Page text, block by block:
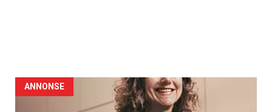
ANNONSE